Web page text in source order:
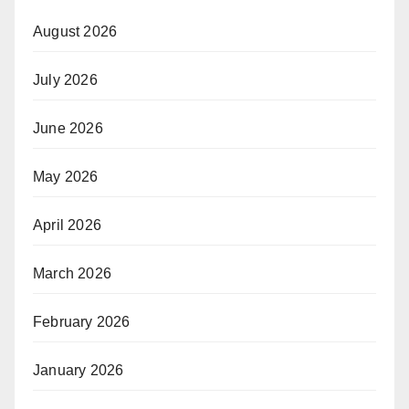
August 2026
July 2026
June 2026
May 2026
April 2026
March 2026
February 2026
January 2026